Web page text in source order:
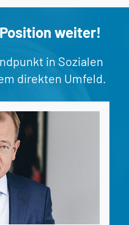
weiter!
in Sozialen
direkten Umfeld.